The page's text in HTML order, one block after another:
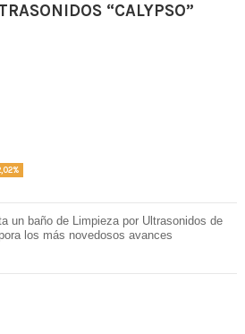
“CALYPSO”
un baño de Limpieza por Ultrasonidos de
los más novedosos avances